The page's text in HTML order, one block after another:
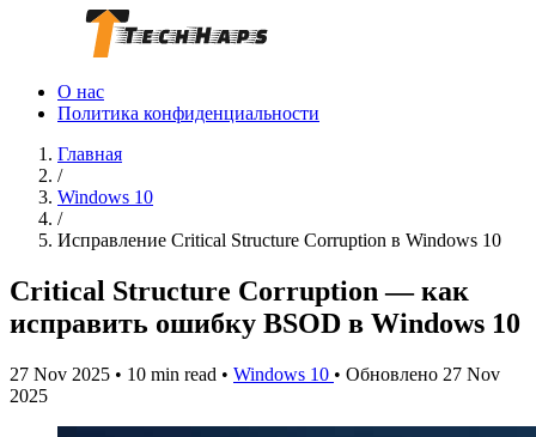
О нас
Политика конфиденциальности
Главная
/
Windows 10
/
Исправление Critical Structure Corruption в Windows 10
Critical Structure Corruption — как
исправить ошибку BSOD в Windows 10
27 Nov 2025 • 10 min read • Windows 10 • Обновлено 27 Nov
2025